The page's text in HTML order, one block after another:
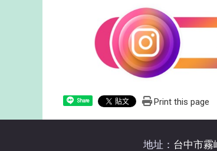
Share Print this page
地址： 台中市霧